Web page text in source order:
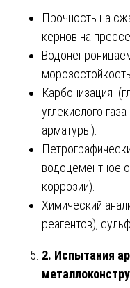
Прочность на
кернов на
Карбонизация
углекислого
арматуры).
водоцементное
коррозии).
Химический
реагентов),
2. Испытания